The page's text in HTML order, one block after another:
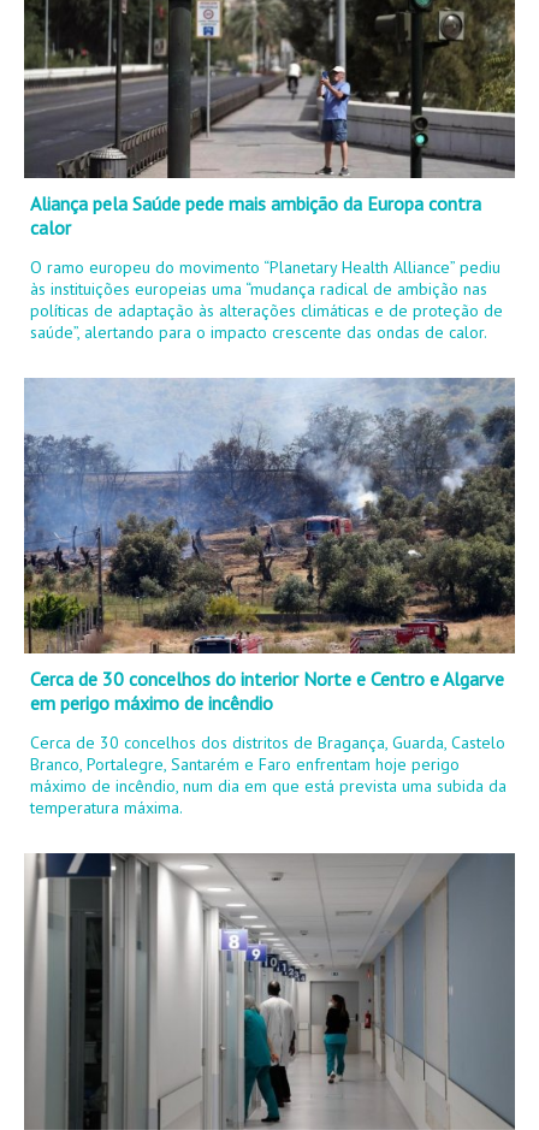
Aliança pela Saúde pede mais ambição da Europa contra
calor
O ramo europeu do movimento “Planetary Health Alliance” pediu
às instituições europeias uma “mudança radical de ambição nas
políticas de adaptação às alterações climáticas e de proteção de
saúde”, alertando para o impacto crescente das ondas de calor.
Cerca de 30 concelhos do interior Norte e Centro e Algarve
em perigo máximo de incêndio
Cerca de 30 concelhos dos distritos de Bragança, Guarda, Castelo
Branco, Portalegre, Santarém e Faro enfrentam hoje perigo
máximo de incêndio, num dia em que está prevista uma subida da
temperatura máxima.